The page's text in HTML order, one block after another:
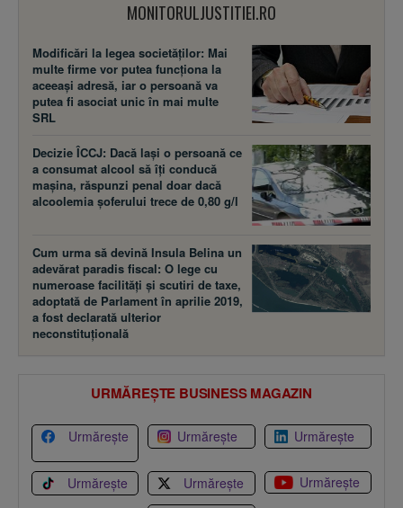
MONITORULJUSTITIEI.RO
Modificări la legea societăţilor: Mai
multe firme vor putea funcţiona la
aceeaşi adresă, iar o persoană va
putea fi asociat unic în mai multe
SRL
Decizie ÎCCJ: Dacă laşi o persoană ce
a consumat alcool să îţi conducă
maşina, răspunzi penal doar dacă
alcoolemia şoferului trece de 0,80 g/l
Cum urma să devină Insula Belina un
adevărat paradis fiscal: O lege cu
numeroase facilităţi şi scutiri de taxe,
adoptată de Parlament în aprilie 2019,
a fost declarată ulterior
neconstituţională
URMĂREȘTE BUSINESS MAGAZIN
Urmărește Urmărește Urmărește
Urmărește Urmărește
Urmărește